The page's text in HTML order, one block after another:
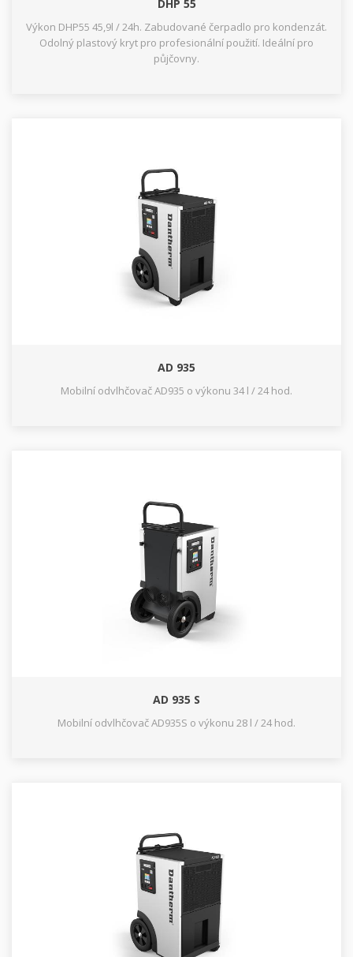
DHP 55
Výkon DHP55 45,9l / 24h. Zabudované čerpadlo pro kondenzát.
Odolný plastový kryt pro profesionální použití. Ideální pro
půjčovny.
AD 935
Mobilní odvlhčovač AD935 o výkonu 34 l / 24 hod.
AD 935 S
Mobilní odvlhčovač AD935S o výkonu 28 l / 24 hod.